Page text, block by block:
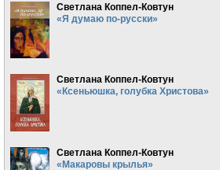
Светлана Коппел-Ковтун
«Я думаю по-русски»
Светлана Коппел-Ковтун
«Ксеньюшка, голубка Христова»
Светлана Коппел-Ковтун
«Макаровы крылья»